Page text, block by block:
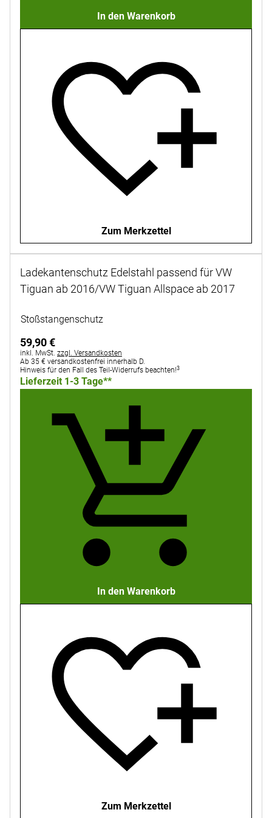
In den Warenkorb
Zum Merkzettel
Ladekantenschutz Edelstahl passend für VW
Tiguan ab 2016/VW Tiguan Allspace ab 2017
Stoßstangenschutz
59,90€
Steuerhinweis:
inkl. MwSt. zzgl. Versandkosten
Ab 35 € versandkostenfrei innerhalb D.
Hinweis für den Fall des Teil-Widerrufs beachten!3
Lieferzeit 1-3 Tage**
In den Warenkorb
Zum Merkzettel